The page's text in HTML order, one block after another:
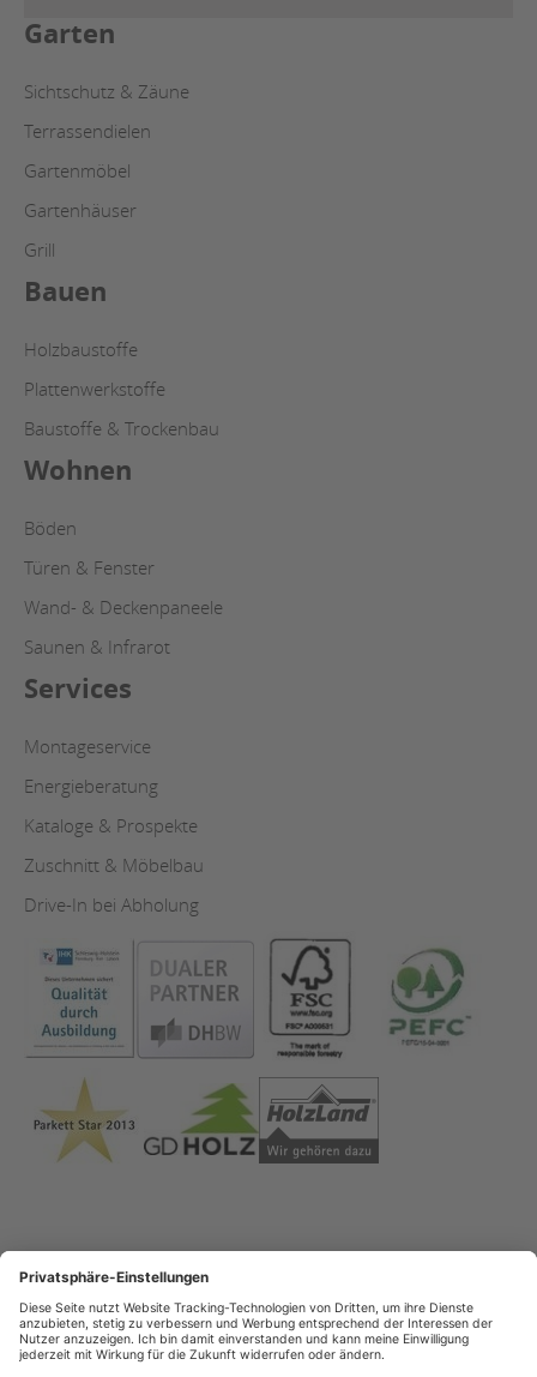
Garten
Sichtschutz & Zäune
Terrassendielen
Gartenmöbel
Gartenhäuser
Grill
Bauen
Holzbaustoffe
Plattenwerkstoffe
Baustoffe & Trockenbau
Wohnen
Böden
Türen & Fenster
Wand- & Deckenpaneele
Saunen & Infrarot
Services
Montageservice
Energieberatung
Kataloge & Prospekte
Zuschnitt & Möbelbau
Drive-In bei Abholung
Impressum